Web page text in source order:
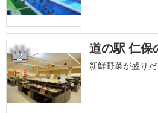
2 道の駅 仁保
新鮮野菜が盛り